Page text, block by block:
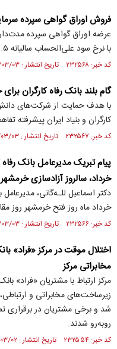
فروش اوراق گواهی سپرده
عرضه اوراق گواهی سپرده مدت‌دار
با نرخ سود علی‌الحساب سالیانه ۲۱.۵ درصد، آغاز شد.
کد خبر: ۲۳۲۵۶۸ تاریخ انتشار : ۱۴۰۵/۰۳/۰۳
گام بلند بانک رفاه کارگران
با هدف حمایت از شرکت‌های
کارگران و بنیاد ایران پیشرفته
کد خبر: ۲۳۲۵۶۷ تاریخ انتشار : ۱۴۰۵/۰۳/۰۳
پیام تبریک مدیرعامل بانک
خرداد، سالروز آزادسازی خرمشهر
دکتر اسماعیل للـه‌گانی،
خرداد ماه روز فتح خرمشهر روز
کد خبر: ۲۳۲۵۶۶ تاریخ انتشار : ۱۴۰۵/۰۳/۰۳
اختلال موقت در مرکز «فراد»
مخابراتی مرکز
مرکز ارتباط با مشتریان «فراد»
زیرساخت‌های مخابراتی و
شد و برخی مشتریان در برقراری
روبه‌رو شدند.
کد خبر: ۲۳۲۵۵۴ تاریخ انتشار : ۱۴۰۵/۰۳/۰۲